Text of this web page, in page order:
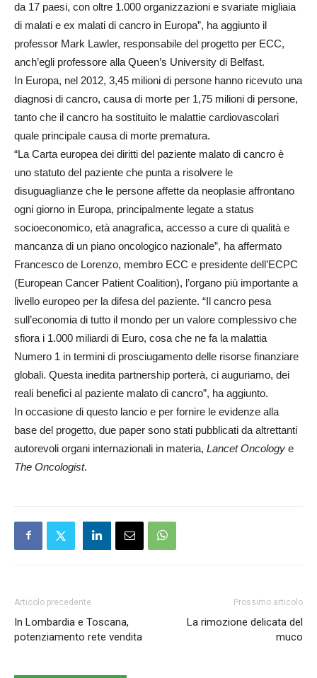
da 17 paesi, con oltre 1.000 organizzazioni e svariate migliaia
di malati e ex malati di cancro in Europa”, ha aggiunto il
professor Mark Lawler, responsabile del progetto per ECC,
anch’egli professore alla Queen’s University di Belfast.
In Europa, nel 2012, 3,45 milioni di persone hanno ricevuto una
diagnosi di cancro, causa di morte per 1,75 milioni di persone,
tanto che il cancro ha sostituito le malattie cardiovascolari
quale principale causa di morte prematura.
“La Carta europea dei diritti del paziente malato di cancro è
uno statuto del paziente che punta a risolvere le
disuguaglianze che le persone affette da neoplasie affrontano
ogni giorno in Europa, principalmente legate a status
socioeconomico, età anagrafica, accesso a cure di qualità e
mancanza di un piano oncologico nazionale”, ha affermato
Francesco de Lorenzo, membro ECC e presidente dell’ECPC
(European Cancer Patient Coalition), l’organo più importante a
livello europeo per la difesa del paziente. “Il cancro pesa
sull’economia di tutto il mondo per un valore complessivo che
sfiora i 1.000 miliardi di Euro, cosa che ne fa la malattia
Numero 1 in termini di prosciugamento delle risorse finanziare
globali. Questa inedita partnership porterà, ci auguriamo, dei
reali benefici al paziente malato di cancro”, ha aggiunto.
In occasione di questo lancio e per fornire le evidenze alla
base del progetto, due paper sono stati pubblicati da altrettanti
autorevoli organi internazionali in materia, Lancet Oncology e
The Oncologist.
Articolo precedente
In Lombardia e Toscana,
potenziamento rete vendita
Prossimo articolo
La rimozione delicata del
muco